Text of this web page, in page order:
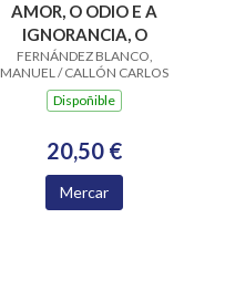
AMOR, O ODIO E A
IGNORANCIA, O
FERNÁNDEZ BLANCO,
MANUEL / CALLÓN CARLOS
Dispoñible
20,50 €
Mercar